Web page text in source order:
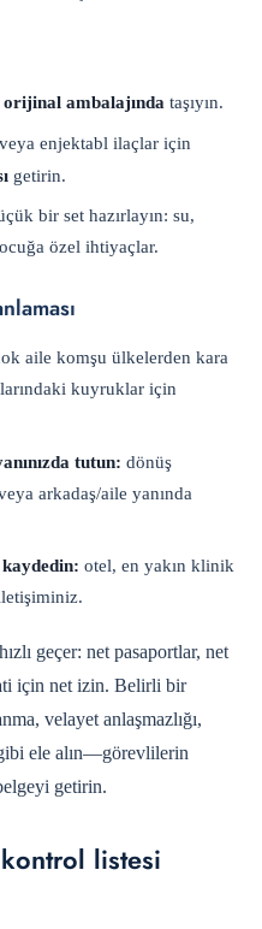
orijinal ambalajında taşıyın.
enjektabl ilaçlar için
getirin.
bir set hazırlayın: su,
özel ihtiyaçlar.
aile komşu ülkelerden kara
kuyruklar için
tutun: dönüş
arkadaş/aile yanında
otel, en yakın klinik
geçer: net pasaportlar, net
için net izin. Belirli bir
velayet anlaşmazlığı,
ele alın—görevlilerin
getirin.
kontrol listesi